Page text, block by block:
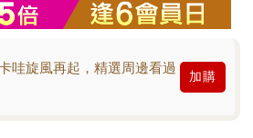
哇旋風再起，精選周邊看過
加購